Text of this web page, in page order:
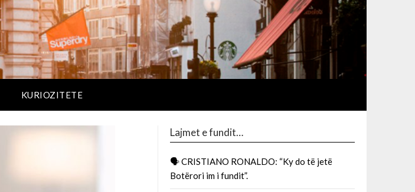
KURIOZITETE
Lajmet e fundit…
🗣 CRISTIANO RONALDO: “Ky do të jetë
Botërori im i fundit”.